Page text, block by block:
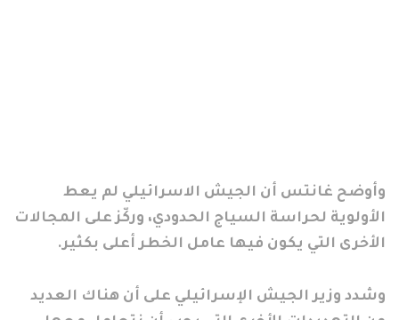
وأوضح غانتس أن الجيش الاسرائيلي لم يعط
الأولوية لحراسة السياج الحدودي، وركّز على المجالات
الأخرى التي يكون فيها عامل الخطر أعلى بكثير.
وشدد وزير الجيش الإسرائيلي على أن هناك العديد